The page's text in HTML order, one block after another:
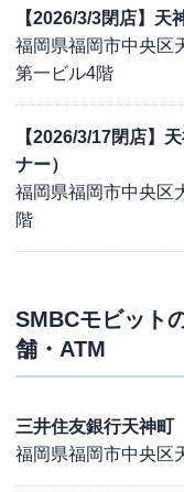
【2026/3/3閉店】天
福岡県福岡市中央区
第一ビル4階
【2026/3/17閉店】
ナー）
福岡県福岡市中央区
階
SMBCモビット
舗・ATM
三井住友銀行天神町
福岡県福岡市中央区